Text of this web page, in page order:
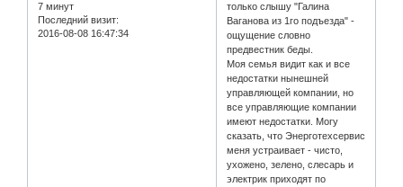
7 минут
Последний визит:
2016-08-08 16:47:34
только слышу "Галина
Ваганова из 1го подъезда" -
ощущение словно
предвестник беды.
Моя семья видит как и все
недостатки нынешней
управляющей компании, но
все управляющие компании
имеют недостатки. Могу
сказать, что Энерготехсервис
меня устраивает - чисто,
ухожено, зелено, слесарь и
электрик приходят по